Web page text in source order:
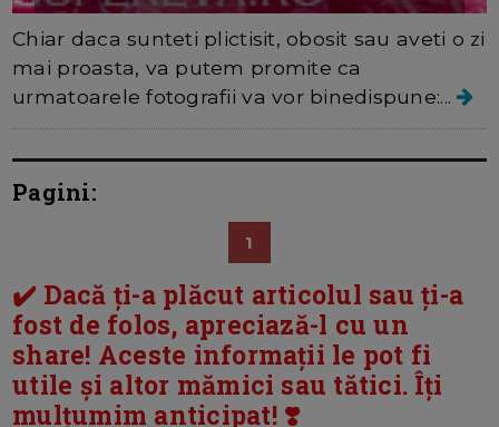
Chiar daca sunteti plictisit, obosit sau aveti o zi
mai proasta, va putem promite ca
urmatoarele fotografii va vor binedispune:...
Pagini:
1
✔️ Dacă ți-a plăcut articolul sau ți-a
fost de folos, apreciază-l cu un
share! Aceste informații le pot fi
utile și altor mămici sau tătici. Îți
mulțumim anticipat! ❣️